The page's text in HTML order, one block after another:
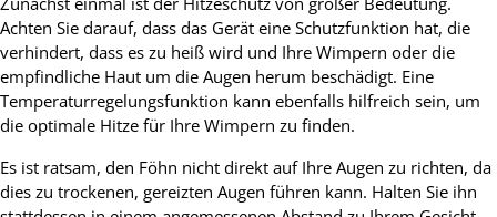
Achten Sie darauf, dass das Gerät eine Schutzfunktion hat, die
verhindert, dass es zu heiß wird und Ihre Wimpern oder die
empfindliche Haut um die Augen herum beschädigt. Eine
Temperaturregelungsfunktion kann ebenfalls hilfreich sein, um
die optimale Hitze für Ihre Wimpern zu finden.
Es ist ratsam, den Föhn nicht direkt auf Ihre Augen zu richten, da
dies zu trockenen, gereizten Augen führen kann. Halten Sie ihn